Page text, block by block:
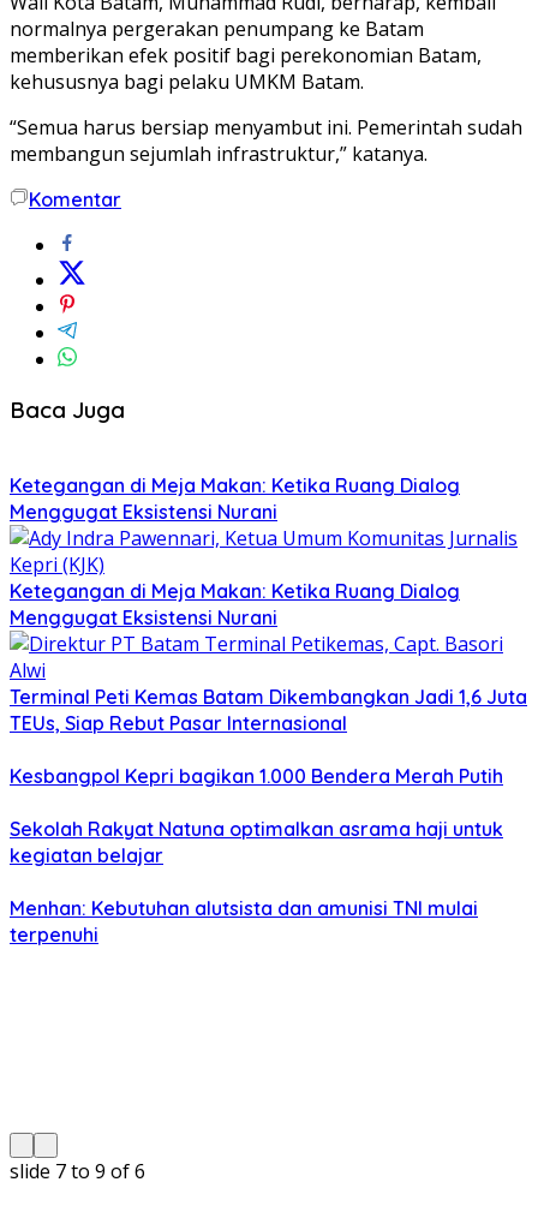
normalnya pergerakan penumpang ke Batam
memberikan efek positif bagi perekonomian Batam,
kehususnya bagi pelaku UMKM Batam.
“Semua harus bersiap menyambut ini. Pemerintah sudah
membangun sejumlah infrastruktur,” katanya.
Komentar
Baca Juga
Ketegangan di Meja Makan: Ketika Ruang Dialog
Menggugat Eksistensi Nurani
Ketegangan di Meja Makan: Ketika Ruang Dialog
Menggugat Eksistensi Nurani
Terminal Peti Kemas Batam Dikembangkan Jadi 1,6 Juta
TEUs, Siap Rebut Pasar Internasional
Kesbangpol Kepri bagikan 1.000 Bendera Merah Putih
Sekolah Rakyat Natuna optimalkan asrama haji untuk
kegiatan belajar
Menhan: Kebutuhan alutsista dan amunisi TNI mulai
terpenuhi
slide 8 to 10of 6